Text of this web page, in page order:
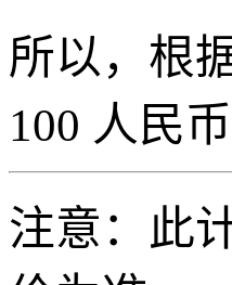
所以，根
100 人民
注意：此